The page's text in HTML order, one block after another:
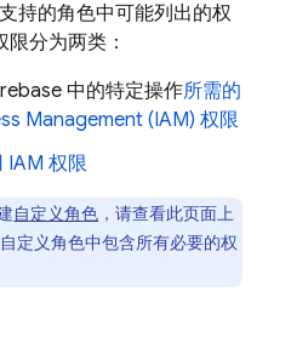
持的角色中可能列出的权
分为两类：
中的特定操作所需的
Management (IAM) 权限
IAM 权限
自定义角色 ，请查看此页面上
定义角色中包含所有必要的权